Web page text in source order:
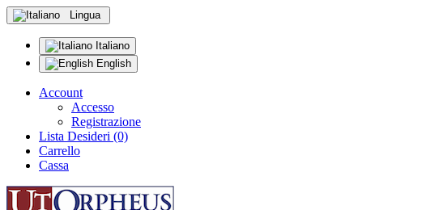
Lingua
Italiano
English
Account
Accesso
Registrazione
Lista Desideri (0)
Carrello
Cassa